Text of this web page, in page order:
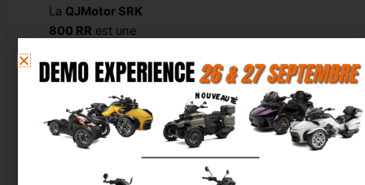
La QJMotor SRK
800 RR est une
cylindres en ligne
performance,
technologie et
précision. Avec son